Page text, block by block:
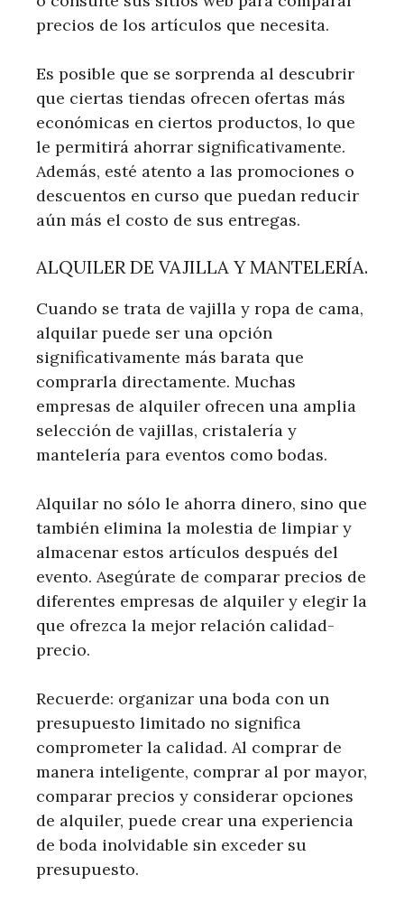
precios de los artículos que necesita.
Es posible que se sorprenda al descubrir
que ciertas tiendas ofrecen ofertas más
económicas en ciertos productos, lo que
le permitirá ahorrar significativamente.
Además, esté atento a las promociones o
descuentos en curso que puedan reducir
aún más el costo de sus entregas.
ALQUILER DE VAJILLA Y MANTELERÍA.
Cuando se trata de vajilla y ropa de cama,
alquilar puede ser una opción
significativamente más barata que
comprarla directamente. Muchas
empresas de alquiler ofrecen una amplia
selección de vajillas, cristalería y
mantelería para eventos como bodas.
Alquilar no sólo le ahorra dinero, sino que
también elimina la molestia de limpiar y
almacenar estos artículos después del
evento. Asegúrate de comparar precios de
diferentes empresas de alquiler y elegir la
que ofrezca la mejor relación calidad-
precio.
Recuerde: organizar una boda con un
presupuesto limitado no significa
comprometer la calidad. Al comprar de
manera inteligente, comprar al por mayor,
comparar precios y considerar opciones
de alquiler, puede crear una experiencia
de boda inolvidable sin exceder su
presupuesto.